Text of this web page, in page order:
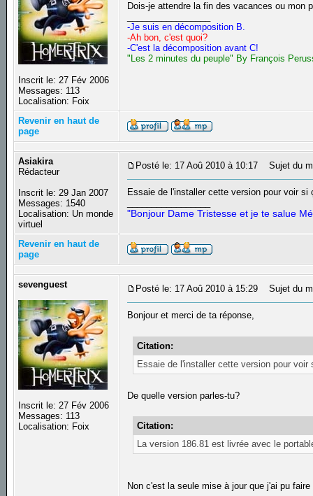
Inscrit le: 27 Fév 2006
Messages: 113
Localisation: Foix
Dois-je attendre la fin des vacances ou mon
-Je suis en décomposition B.
-Ah bon, c'est quoi?
-C'est la décomposition avant C!
"Les 2 minutes du peuple" By François
Revenir en haut de
page
Asiakira
Rédacteur
Inscrit le: 29 Jan 2007
Messages: 1540
Localisation: Un monde
virtuel
Posté le: 17 Aoû 2010 à 10:17 Sujet du
Essaie de l'installer cette version pour voir
"Bonjour Dame Tristesse et je te salue
Revenir en haut de
page
sevenguest
Inscrit le: 27 Fév 2006
Messages: 113
Localisation: Foix
Posté le: 17 Aoû 2010 à 15:29 Sujet du
Bonjour et merci de ta réponse,
Citation:
Essaie de l'installer cette version pour voir
De quelle version parles-tu?
Citation:
La version 186.81 est livrée avec le
Non c'est la seule mise à jour que j'ai pu